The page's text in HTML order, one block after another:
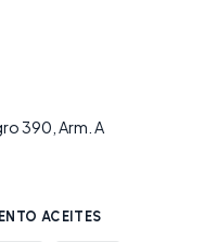
390, Arm. A
ACEITES